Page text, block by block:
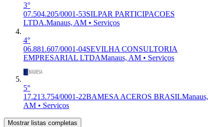
3°
07.504.205/0001-53SILPAR PARTICIPACOES
LTDA.Manaus, AM • Serviços
4°
06.881.607/0001-04SEVILHA CONSULTORIA
EMPRESARIAL LTDAManaus, AM • Serviços
5°
17.213.754/0001-22BAMESA ACEROS BRASILManaus,
AM • Serviços
Mostrar listas completas